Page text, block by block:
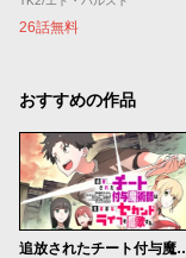
26話無料
おすすめの作品
追放されたチート付与魔術師は気ままなセカンドライフを謳歌する。 ～俺は武器だけじゃなく、あらゆるものに『強化